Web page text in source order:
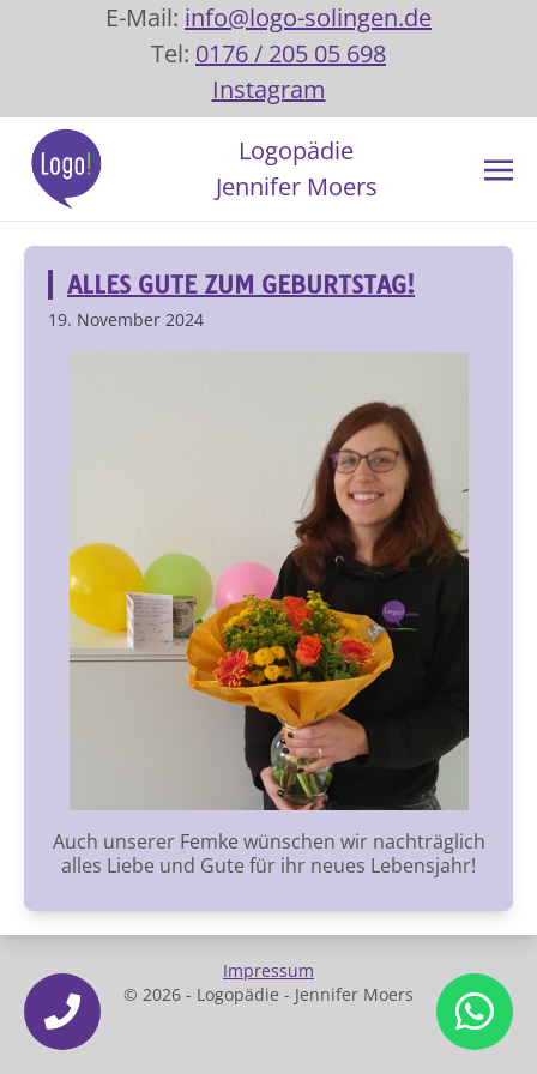
E-Mail: info@logo-solingen.de
Tel: 0176 / 205 05 698
Instagram
Logopädie
Jennifer Moers
ALLES GUTE ZUM GEBURTSTAG!
19. November 2024
Auch unserer Femke wünschen wir nachträglich
alles Liebe und Gute für ihr neues Lebensjahr!
Impressum
© 2026 - Logopädie - Jennifer Moers